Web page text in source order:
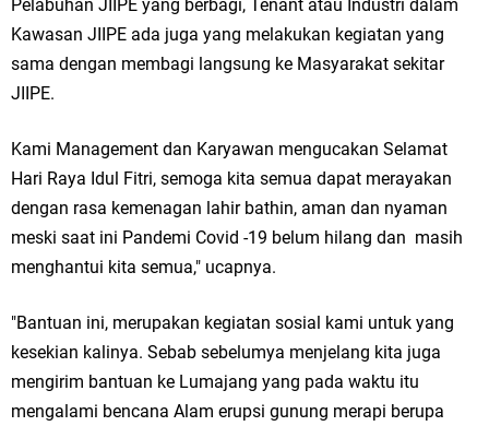
Pelabuhan JIIPE yang berbagi, Tenant atau Industri dalam
Kawasan JIIPE ada juga yang melakukan kegiatan yang
sama dengan membagi langsung ke Masyarakat sekitar
JIIPE.
Kami Management dan Karyawan mengucakan Selamat
Hari Raya Idul Fitri, semoga kita semua dapat merayakan
dengan rasa kemenagan lahir bathin, aman dan nyaman
meski saat ini Pandemi Covid -19 belum hilang dan masih
menghantui kita semua," ucapnya.
"Bantuan ini, merupakan kegiatan sosial kami untuk yang
kesekian kalinya. Sebab sebelumya menjelang kita juga
mengirim bantuan ke Lumajang yang pada waktu itu
mengalami bencana Alam erupsi gunung merapi berupa